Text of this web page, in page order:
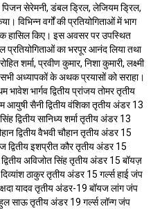
सेरेमनी, डंबल ड्रिल, लेजियम ड्रिल,
विभिन्न वर्गों की प्रतियोगिताओं में भाग
हासिल किए। इस अवसर पर उपस्थित
प्रतियोगिताओं का भरपूर आनंद लिया तथा
शर्मा, प्रवीण कुमार, निशा कुमारी, लक्ष्मी
अध्यापकों के अथक प्रयासों को सराहा।
भार्गव द्वितीय प्रांजय तोमर तृतीय
आयुषी सैनी द्वितीय वंशिका तृतीय अंडर 13
द्वितीय सानिध्य शर्मा तृतीय अंडर 13
द्वितीय वैभवी चौहान तृतीय अंडर 15
द्वितीय इशप्रीत कौर तृतीय अंडर 15
अविजोत सिंह तृतीय अंडर 15 बॉयज़
दिव्यांश ठाकुर तृतीय अंडर 15 गर्ल्स हाई जंप
यादव तृतीय अंडर-19 बॉयज लांग जंप
साऊ तृतीय अंडर 19 गर्ल्स लॉन्ग जंप